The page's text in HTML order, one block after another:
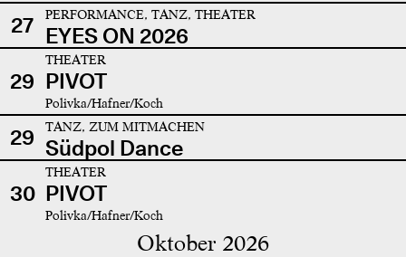
27 PERFORMANCE, TANZ, THEATER
EYES ON 2026
29
THEATER
PIVOT
Polivka/Hafner/Koch
29 TANZ, ZUM MITMACHEN
Südpol Dance
30
THEATER
PIVOT
Polivka/Hafner/Koch
Oktober 2026